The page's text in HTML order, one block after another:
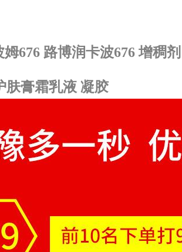
676 路博润卡波676 增稠剂
肤膏霜乳液 凝胶